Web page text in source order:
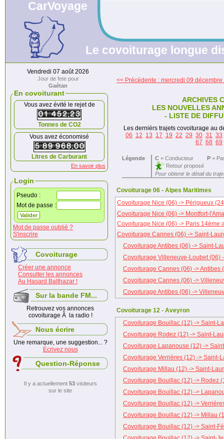
CarVoyage
Le covoiturage longue
Vendredi 07 août 2026
Jour de fete pour
Gaétan
En covoiturant
Vous avez évité le rejet de
Tonnes de CO2
Vous avez économisé
Litres de Carburant
En savoir plus
Login
Pseudo :
Mot de passe :
Mot de passe oublié ?
S'inscrire
Covoiturage
Créer une annonce
Consulter les annonces
Au Hasard Balthazar !
Sur la bande FM...
Retrouvez vos annonces
covoiturage Ã la radio !
Nous écrire
Une remarque, une suggestion... ?
Ecrivez nous
Question-Réponse
Il y a actuellement 53visiteurs
sur le site
<< Précédente : mercredi 09
ARCHIVES
LES NOUVELLES
- LISTE DE
Les dernièrs trajets covoiturage au
06 12 13 17 19 22 29 30 31 33
67 68 69
Légende C= Conducteur P=
Retour proposé
Pour obtenir le détail du
Covoiturage 06 - Alpes Maritimes
Covoiturage Nice (06) -> Périgueux
Covoiturage Nice (06) -> Montfort-
Covoiturage Nice (06) -> Paris 14ème
Covoiturage Cannes (06) -> Saint-
Covoiturage Antibes (06) -> Saint-
Covoiturage Villeneuve-Loubet (06)
Covoiturage Cannes (06) -> Antibes
Covoiturage Cannes (06) ->
Covoiturage Antibes (06) ->
Covoiturage 12 - Aveyron
Covoiturage Bouillac (12) -> Saint-
Covoiturage Rodez (12) -> Saint-
Covoiturage Lapanouse (12) ->
Covoiturage Verrières (12) -> Saint-
Covoiturage Millau (12) -> Saint-
Covoiturage Bouillac (12) -> Rodez
Covoiturage Bouillac (12) ->
Covoiturage Bouillac (12) ->
Covoiturage Bouillac (12) -> Millau
Covoiturage Bouillac (12) -> Saint-